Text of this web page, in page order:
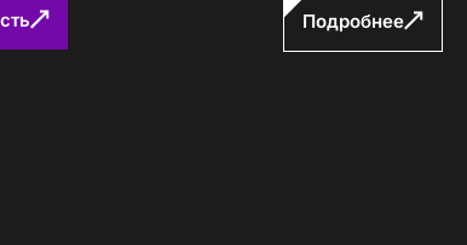
Подробнее